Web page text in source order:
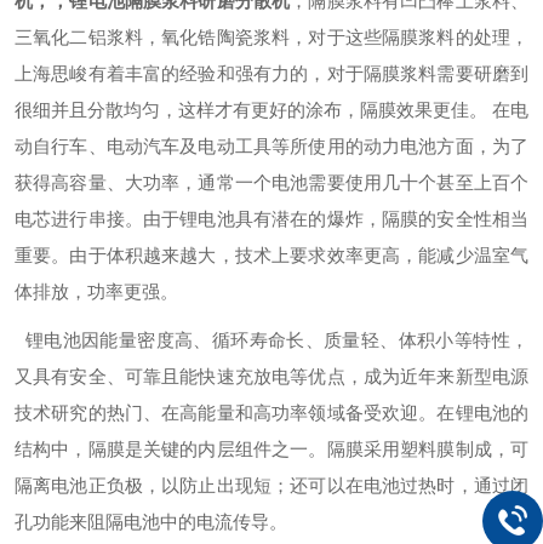
三氧化二铝浆料，氧化锆陶瓷浆料，对于这些隔膜浆料的处理，
上海思峻有着丰富的经验和强有力的，对于隔膜浆料需要研磨到
很细并且分散均匀，这样才有更好的涂布，隔膜效果更佳。
在电
动自行车、电动汽车及电动工具等所使用的动力电池方面，为了
获得高容量、大功率，通常一个电池需要使用几十个甚至上百个
电芯进行串接。由于锂电池具有潜在的爆炸，隔膜的安全性相当
重要。由于体积越来越大，技术上要求效率更高，能减少温室气
体排放，功率更强。
锂电池因能量密度高、循环寿命长、质量轻、体积小等特性，
又具有安全、可靠且能快速充放电等优点，成为近年来新型电源
技术研究的热门、在高能量和高功率领域备受欢迎。在锂电池的
结构中，隔膜是关键的内层组件之一。隔膜采用塑料膜制成，可
隔离电池正负极，以防止出现短；还可以在电池过热时，通过闭
孔功能来阻隔电池中的电流传导。